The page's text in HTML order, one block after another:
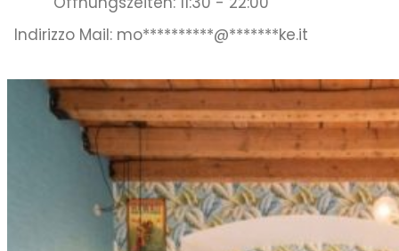
Indirizzo Mail: mo**********@*******ke.it